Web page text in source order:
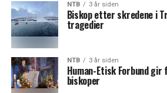
NTB 3 år siden
Biskop etter skredene i
tragedier
NTB 3 år siden
Human-Etisk Forbund
biskoper